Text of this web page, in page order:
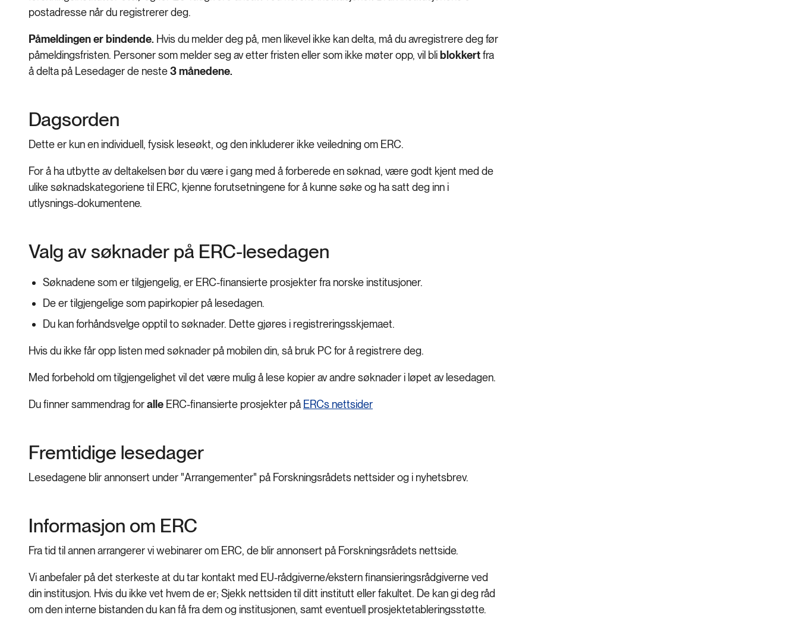
postadresse når du registrerer deg.
Påmeldingen er bindende. Hvis du melder deg på, men likevel ikke kan delta, må du avregistrere deg før
påmeldingsfristen. Personer som melder seg av etter fristen eller som ikke møter opp, vil bli blokkertfra
å delta på Lesedager de neste3 månedene.
Dagsorden
Dette er kun en individuell, fysisk leseøkt, og den inkluderer ikke veiledning om ERC.
For å ha utbytte av deltakelsen bør du være i gang med å forberede en søknad, være godt kjent med de
ulike søknadskategoriene til ERC, kjenne forutsetningene for å kunne søke og ha satt deg inn i
utlysnings-dokumentene.
Valg av søknader på ERC-lesedagen
Søknadene som er tilgjengelig, er ERC-finansierte prosjekter fra norske institusjoner.
De er tilgjengelige som papirkopier på lesedagen.
Du kan forhåndsvelge opptil to søknader. Dette gjøres i registreringsskjemaet.
Hvis du ikke får opp listen med søknader på mobilen din, så bruk PC for å registrere deg.
Med forbehold om tilgjengelighet vil det være mulig å lese kopier av andre søknader i løpet av lesedagen.
Du finner sammendrag foralle ERC-finansierte prosjekter på ERCs nettsider
Fremtidige lesedager
Lesedagene blir annonsert under "Arrangementer" på Forskningsrådets nettsider og i nyhetsbrev.
Informasjon om ERC
Fra tid til annen arrangerer vi webinarer om ERC, de blir annonsert på Forskningsrådets nettside.
Vi anbefaler på det sterkeste at du tar kontakt med EU-rådgiverne/ekstern finansieringsrådgiverne ved
din institusjon. Hvis du ikke vet hvem de er; Sjekk nettsiden til ditt institutt eller fakultet. De kan gi deg råd
om den interne bistanden du kan få fra dem og institusjonen, samt eventuell prosjektetableringsstøtte.